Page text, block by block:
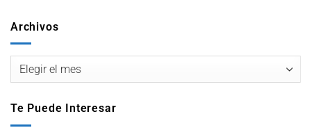
Archivos
Te Puede Interesar